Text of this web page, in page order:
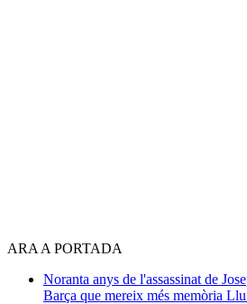
ARA A PORTADA
Noranta anys de l'assassinat de
Barça que mereix més memòria